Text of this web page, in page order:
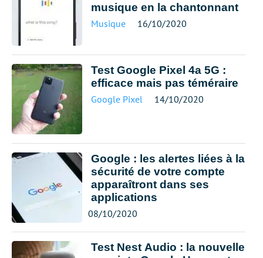
musique en la chantonnant
Musique 16/10/2020
Test Google Pixel 4a 5G :
efficace mais pas téméraire
Google Pixel 14/10/2020
Google : les alertes liées à la
sécurité de votre compte
apparaîtront dans ses
applications
08/10/2020
Test Nest Audio : la nouvelle